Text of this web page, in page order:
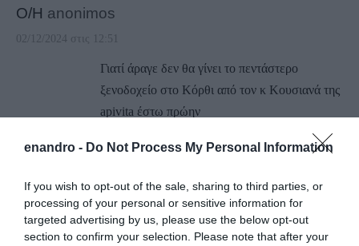
enandro - Do Not Process My Personal Information
If you wish to opt-out of the sale, sharing to third parties, or
processing of your personal or sensitive information for
targeted advertising by us, please use the below opt-out
section to confirm your selection. Please note that after your
Ο/Η anonimos
02/12/2024 στις 12:51
Γιατί άραγε δεν θα γίνει το πεντάστερο
ξενοδοχείο στο Κόρθι από τον κ Κουσιανά της
apivita έστω πρώην
ΑΠΆΝΤΗΣΗ
ΑΦΉΣΤΕ ΈΝΑ ΣΧΌΛΙΟ